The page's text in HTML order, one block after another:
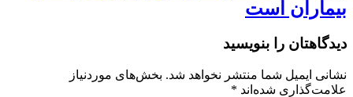
بیماران است
دیدگاهتان را بنویسید
نشانی ایمیل شما منتشر نخواهد شد. بخش‌های موردنیاز
علامت‌گذاری شده‌اند *